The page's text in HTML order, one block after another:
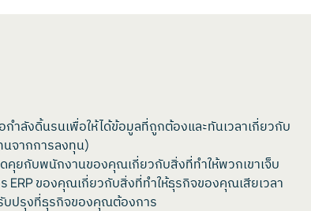
กำลังดิ้นรนเพื่อให้ได้ข้อมูลที่ถูกต้องและทันเวลาเกี่ยวกับ
นจากการลงทุน)
คุยกับพนักงานของคุณเกี่ยวกับสิ่งที่ทำให้พวกเขาเจ็บ
ของคุณเกี่ยวกับสิ่งที่ทำให้ธุรกิจของคุณเสียเวลา
รับปรุงที่ธุรกิจของคุณต้องการ